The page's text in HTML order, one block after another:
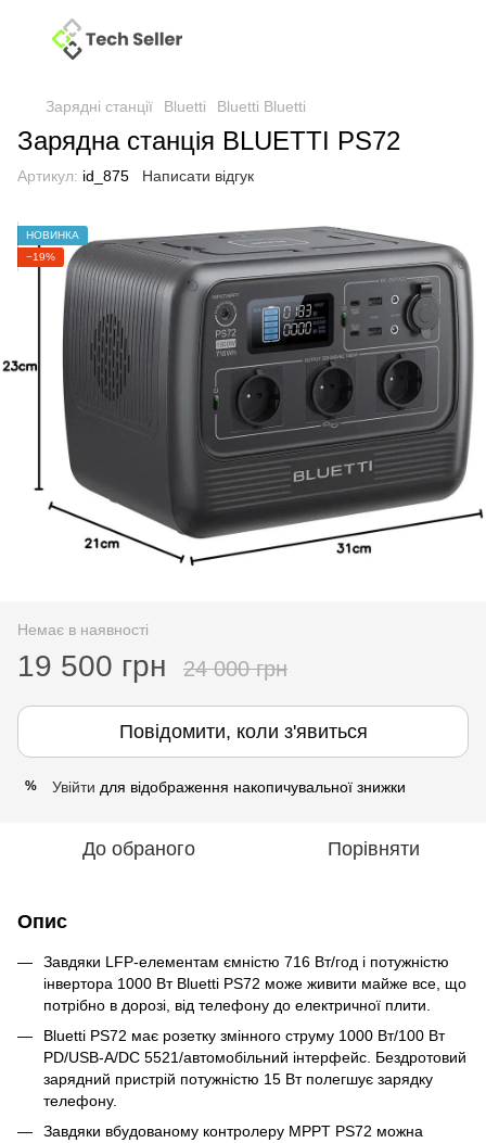
Зарядні станції Bluetti Bluetti Bluetti
Зарядна станція BLUETTI PS72
Артикул: id_875 Написати відгук
НОВИНКА
−19%
Немає в наявності
19 500 грн 24 000 грн
Повідомити, коли з'явиться
% Увійти для відображення накопичувальної знижки
До обраного Порівняти
Опис
Завдяки LFP-елементам ємністю 716 Вт/год і потужністю
інвертора 1000 Вт Bluetti PS72 може живити майже все, що
потрібно в дорозі, від телефону до електричної плити.
Bluetti PS72 має розетку змінного струму 1000 Вт/100 Вт
PD/USB-A/DC 5521/автомобільний інтерфейс. Бездротовий
зарядний пристрій потужністю 15 Вт полегшує зарядку
телефону.
Завдяки вбудованому контролеру MPPT PS72 можна